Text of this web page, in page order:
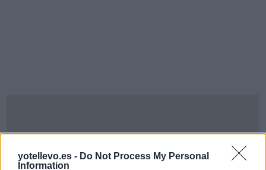
yotellevo.es - Do Not Process My Personal
Information